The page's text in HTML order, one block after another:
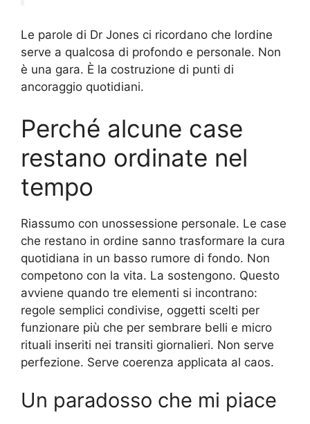
Le parole di Dr Jones ci ricordano che lordine
serve a qualcosa di profondo e personale. Non
è una gara. È la costruzione di punti di
ancoraggio quotidiani.
Perché alcune case
restano ordinate nel
tempo
Riassumo con unossessione personale. Le case
che restano in ordine sanno trasformare la cura
quotidiana in un basso rumore di fondo. Non
competono con la vita. La sostengono. Questo
avviene quando tre elementi si incontrano:
regole semplici condivise, oggetti scelti per
funzionare più che per sembrare belli e micro
rituali inseriti nei transiti giornalieri. Non serve
perfezione. Serve coerenza applicata al caos.
Un paradosso che mi piace